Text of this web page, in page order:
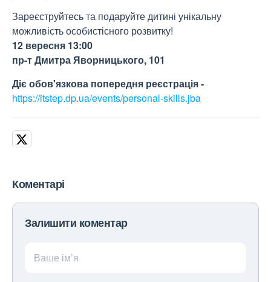
Зареєструйтесь та подаруйте дитині унікальну
можливість особистісного розвитку!
12 вересня 13:00
пр-т Дмитра Яворницького, 101
Діє обов'язкова попередня реєстрація -
https://itstep.dp.ua/events/personal-skills.jba
Коментарі
Залишити коментар
Ваше ім’я